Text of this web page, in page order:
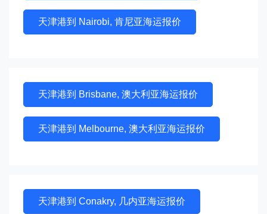
天津港到 Nairobi, 肯尼亚海运报价
天津港到 Brisbane, 澳大利亚海运报价
天津港到 Melbourne, 澳大利亚海运报价
天津港到 Conakry, 几内亚海运报价